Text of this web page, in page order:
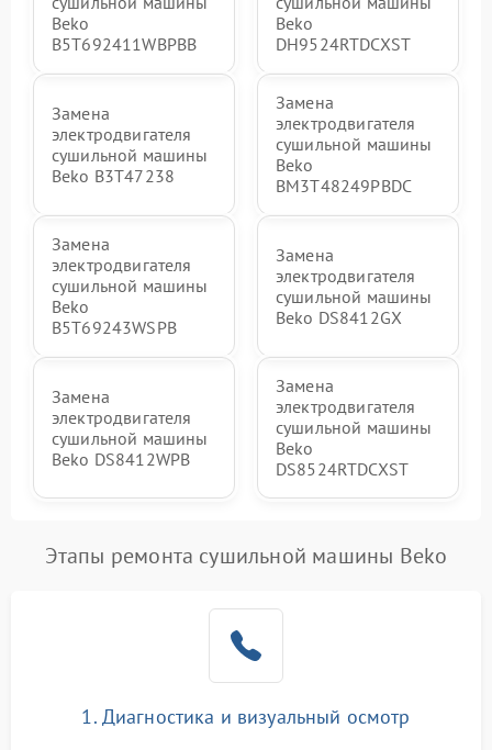
Beko
B5T692411WBPBB
Beko
DH9524RTDCXST
Замена
электродвигателя
сушильной машины
Beko B3T47238
Замена
электродвигателя
сушильной машины
Beko
BM3T48249PBDC
Замена
электродвигателя
сушильной машины
Beko
B5T69243WSPB
Замена
электродвигателя
сушильной машины
Beko DS8412GX
Замена
электродвигателя
сушильной машины
Beko DS8412WPB
Замена
электродвигателя
сушильной машины
Beko
DS8524RTDCXST
Этапы ремонта сушильной машины Beko
1. Диагностика и визуальный осмотр